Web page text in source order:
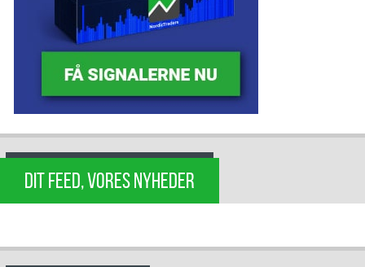
DIT FEED, VORES NYHEDER